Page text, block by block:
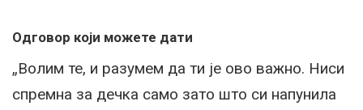
Одговор који можете дати
„Волим те, и разумем да ти је ово важно. Ниси
спремна за дечка само зато што си напунила